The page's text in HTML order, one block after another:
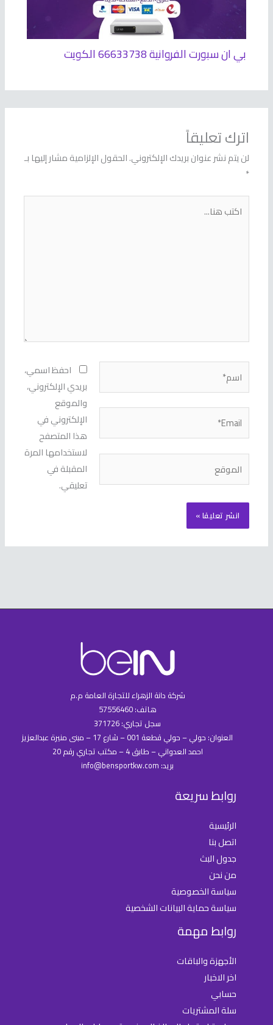
بي ان سبورت الفروانية 66633738 الكويت
اترك تعليقاً
لن يتم نشر عنوان بريدك الإلكتروني.الحقول الإلزامية مشار إليها بـ
*
هنا...
Email*
احفظ اسمي،
بريدي الإلكتروني،
والموقع
الإلكتروني في
هذا المتصفح
لاستخدامها المرة
المقبلة في
تعليقي.
شركة دانة الزهراء للتجازة العامة م.م
هاتف: 57556460
سجل تجاري: 371726
العنوان: حولي – حولي قطعة 001 – شارع 17 – مبنى منيرة عبدالعزيز
احمد العدواني – طابق 4 – مكتب تجاري رقم 20
بريد: info@bensportkw.com
روابط سريعة
الرئيسية
اتصل بنا
جدول البث
من نحن
سياسة الخصوصية
سياسة حماية البيانات الشخصية
روابط مهمة
الأجهزة والباقات
اخر الاخبار
حسابي
سلة المشتريات